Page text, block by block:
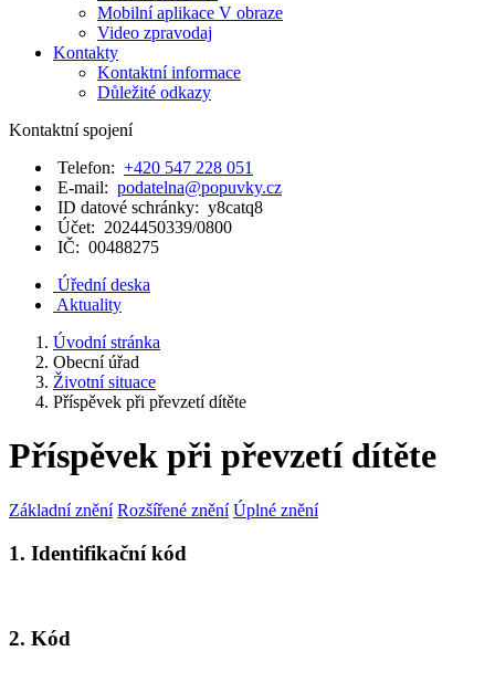
Mobilní aplikace V obraze
Video zpravodaj
Kontakty
Kontaktní informace
Důležité odkazy
Kontaktní spojení
Telefon: +420 547 228 051
E-mail: podatelna@popuvky.cz
ID datové schránky: y8catq8
Účet: 2024450339/0800
IČ: 00488275
Úřední deska
Aktuality
Úvodní stránka
Obecní úřad
Životní situace
Příspěvek při převzetí dítěte
Příspěvek při převzetí dítěte
Základní znění Rozšířené znění Úplné znění
1. Identifikační kód
2. Kód